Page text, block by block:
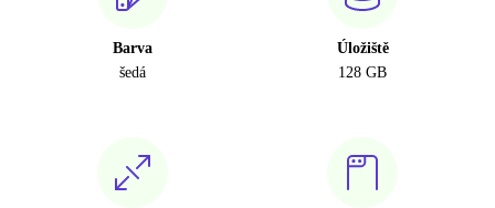
Barva
šedá
Úložiště
128 GB